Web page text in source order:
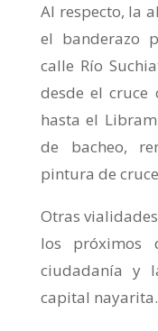
Al respecto, la
el banderazo
calle Río
desde el cruce
hasta el
de bacheo,
pintura de
Otras
los próximos
ciudadanía y
capital nayarita.